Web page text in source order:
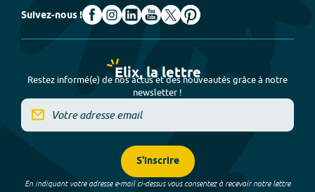
Suivez-nous !
Elix, la lettre
Restez informé(e) de nos actus et des nouveautés grâce à notre
newsletter !
S'inscrire
En indiquant votre adresse e-mail ci-dessus vous consentez à recevoir notre lettre